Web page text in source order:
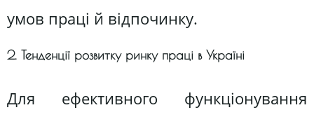
умов праці й відпочинку.
2. Тенденції розвитку ринку праці в Україні
Для ефективного функціонування